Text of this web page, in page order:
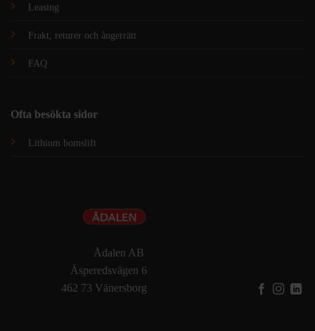
Leasing
Frakt, returer och ångerrätt
FAQ
Ofta besökta sidor
Lithium bomslift
Ådalen AB
Äsperedsvägen 6
462 73 Vänersborg